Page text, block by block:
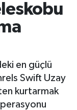
en güçlü
Swift Uzay
kurtarmak